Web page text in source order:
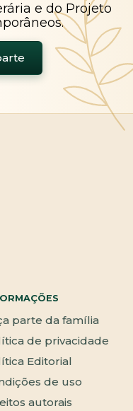
e do Projeto
parte da família
de privacidade
Editorial
de uso
autorais